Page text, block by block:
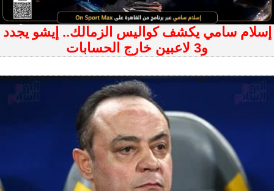
إسلام سامي يكشف كواليس الزمالك.. إيشو يجدد
و3 لاعبين خارج الحسابات